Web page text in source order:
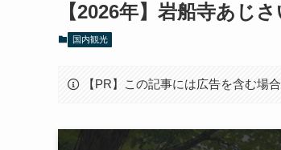
【2026年】岩船寺あじ
国内観光
【PR】この記事には広告を含む場